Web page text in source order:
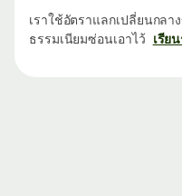
เราใช้อัตราแลกเปลี่ยนกลา
ธรรมเนียมซ่อนเอาไว้ เรีย